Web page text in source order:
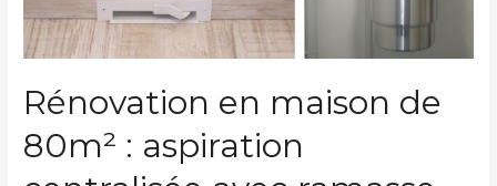
Rénovation en maison de
80m² : aspiration